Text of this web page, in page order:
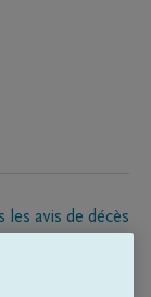
les avis de décès
funèbres